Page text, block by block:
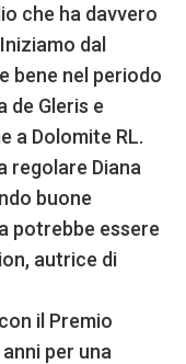
che ha davvero
dal
bene nel periodo
de Gleris e
a Dolomite RL.
regolare Diana
buone
potrebbe essere
autrice di
il Premio
per una